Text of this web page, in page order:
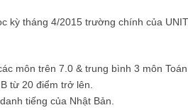
kỳ tháng 4/2015 trường chính của
môn trên 7.0 & trung bình 3 môn
từ 20 điểm trở lên.
tiếng của Nhật Bản.